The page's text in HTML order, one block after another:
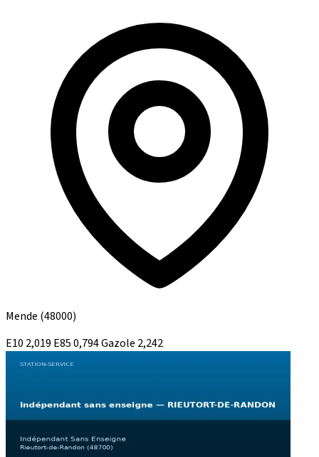
Mende (48000)
E10 2,019 E850,794Gazole 2,242